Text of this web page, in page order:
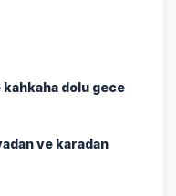
dolu gece
ve karadan